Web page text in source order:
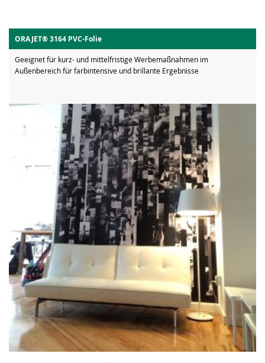
ORAJET® 3164 PVC-Folie
Geeignet für kurz- und mittelfristige Werbemaßnahmen im
Außenbereich für farbintensive und brillante Ergebnisse